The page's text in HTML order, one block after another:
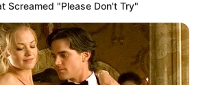
These Women Would Be On Top
Screamed "Please Don't Try"